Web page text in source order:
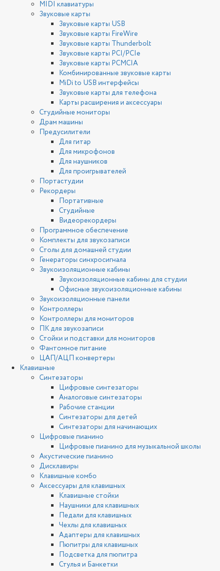
MIDI клавиатуры
Звуковые карты
Звуковые карты USB
Звуковые карты FireWire
Звуковые карты Thunderbolt
Звуковые карты PCI/PCIe
Звуковые карты PCMCIA
Комбинированные звуковые карты
MiDi to USB интерфейсы
Звуковые карты для телефона
Карты расширения и аксессуары
Студийные мониторы
Драм машины
Предусилители
Для гитар
Для микрофонов
Для наушников
Для проигрывателей
Портастудии
Рекордеры
Портативные
Студийные
Видеорекордеры
Программное обеспечение
Комплекты для звукозаписи
Столы для домашней студии
Генераторы синхросигнала
Звукоизоляционные кабины
Звукоизоляционные кабины для студии
Офисные звукоизоляционные кабины
Звукоизоляционные панели
Контроллеры
Контроллеры для мониторов
ПК для звукозаписи
Стойки и подставки для мониторов
Фантомное питание
ЦАП/АЦП конвертеры
Клавишные
Синтезаторы
Цифровые синтезаторы
Аналоговые синтезаторы
Рабочие станции
Синтезаторы для детей
Синтезаторы для начинающих
Цифровые пианино
Цифровые пианино для музыкальной школы
Акустические пианино
Дисклавиры
Клавишные комбо
Аксессуары для клавишных
Клавишные стойки
Наушники для клавишных
Педали для клавишных
Чехлы для клавишных
Адаптеры для клавишных
Пюпитры для клавишных
Подсветка для пюпитра
Стулья и Банкетки